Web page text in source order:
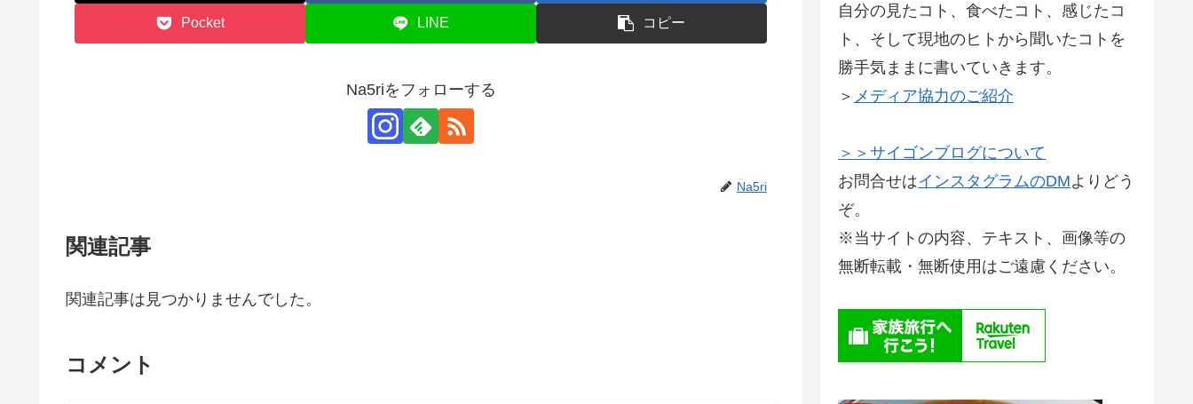
Pocket LINE コピー
Na5riをフォローする
Na5ri
関連記事
関連記事は見つかりませんでした。
コメント
自分の見たコト、食べたコト、感じたコ
ト、そして現地のヒトから聞いたコトを
勝手気ままに書いていきます。
＞ メディア協力のご紹介
＞＞サイゴンブログについて
お問合せはインスタグラムのDMよりどう
ぞ。
※当サイトの内容、テキスト、画像等の
無断転載・無断使用はご遠慮ください。